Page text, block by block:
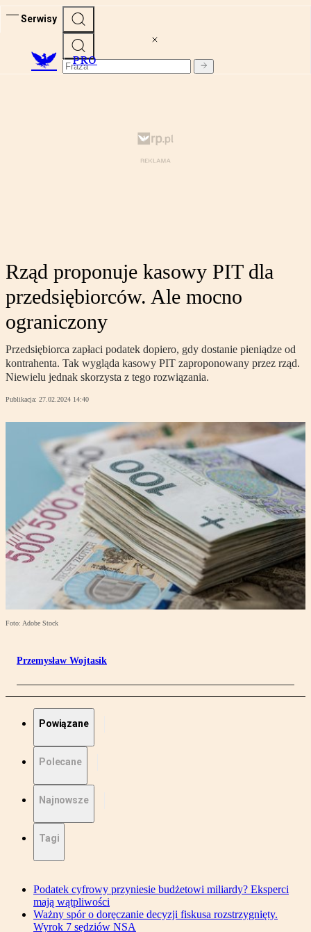
Serwisy
PRO
Rząd proponuje kasowy PIT dla
przedsiębiorców. Ale mocno
ograniczony
Przedsiębiorca zapłaci podatek dopiero, gdy dostanie pieniądze od
kontrahenta. Tak wygląda kasowy PIT zaproponowany przez rząd.
Niewielu jednak skorzysta z tego rozwiązania.
Publikacja: 27.02.2024 14:40
Foto: Adobe Stock
Przemysław Wojtasik
Powiązane
Polecane
Najnowsze
Tagi
Podatek cyfrowy przyniesie budżetowi miliardy? Eksperci
mają wątpliwości
Ważny spór o doręczanie decyzji fiskusa rozstrzygnięty.
Wyrok 7 sędziów NSA